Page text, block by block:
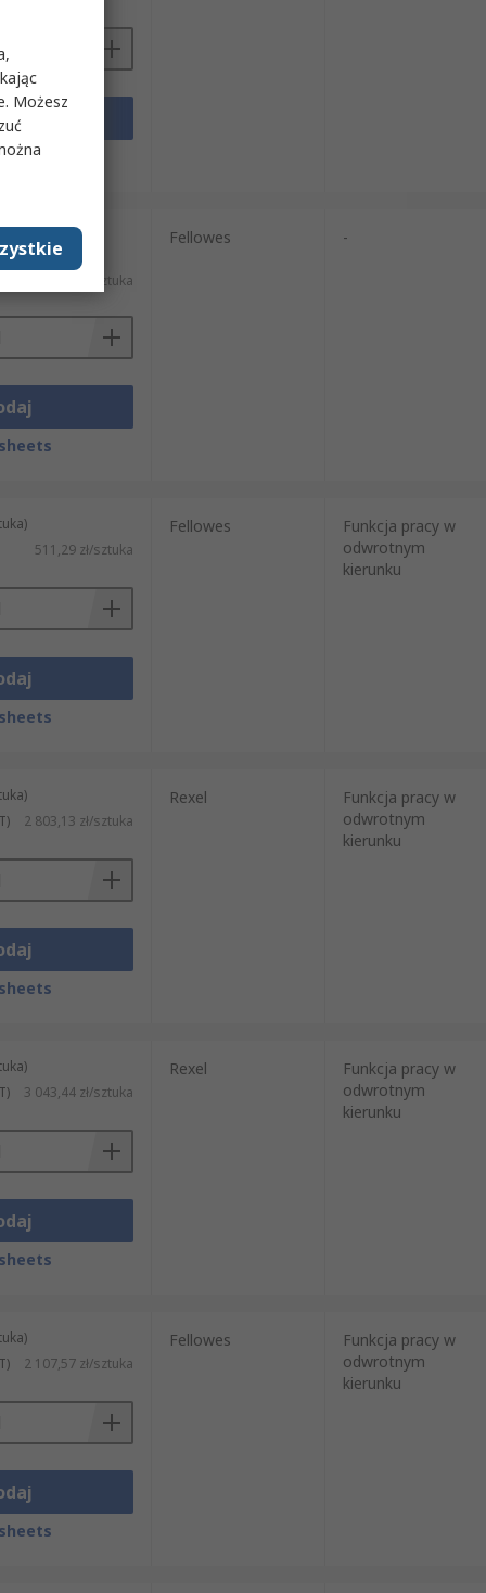
17 859,51 zł/sztuka
Fellowes -
511,29 zł/sztuka
Fellowes
Funkcja pracy w
odwrotnym
kierunku
2 803,13 zł/sztuka
Rexel
Funkcja pracy w
odwrotnym
kierunku
3 043,44 zł/sztuka
Rexel
Funkcja pracy w
odwrotnym
kierunku
2 107,57 zł/sztuka
Fellowes
Funkcja pracy w
odwrotnym
kierunku
Możesz